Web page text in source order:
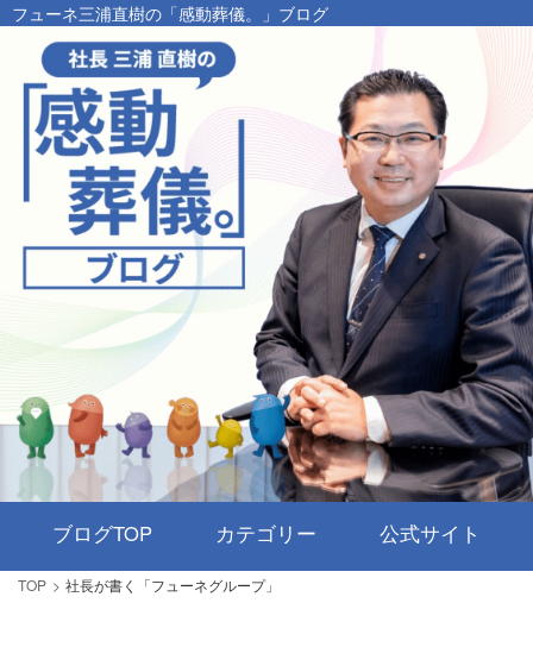
フューネ三浦直樹の「感動葬儀。」ブログ
ブログTOP カテゴリー 公式サイト
TOP 社長が書く「フューネグループ」